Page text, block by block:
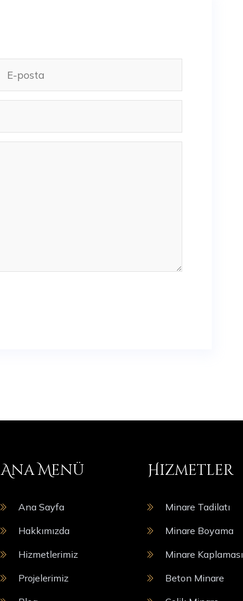
Ana Menü
Ana Sayfa
Hakkımızda
Hizmetlerimiz
Projelerimiz
Hizmetler
Minare Tadilatı
Minare Boyama
Minare Kaplaması
Beton Minare